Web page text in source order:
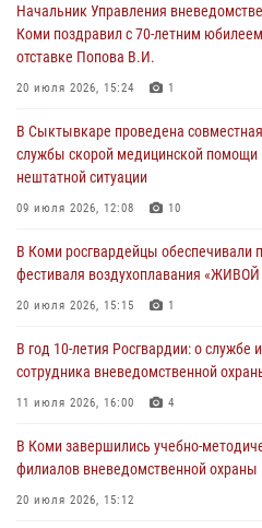
В Коми росгвардейцы обеспечивали
фестиваля воздухоплавания
филиалов вневедомственной охраны
20 июля 2026, 15:12
В Коми сотрудники
20 июля 2026, 15:08
В Усть-Вымском районе сотрудники
20 июля 2026, 15:03
Начальник Управления
Коми поздравил с 70-летним
отставке Попова В.И.
20 июля 2026, 15:24 1
В Сыктывкаре проведена
службы скорой медицинской помощи
нештатной ситуации
09 июля 2026, 12:08 10
В Коми росгвардейцы обеспечивали
фестиваля воздухоплавания
20 июля 2026, 15:15 1
В год 10-летия Росгвардии: о службе
сотрудника вневедомственной
11 июля 2026, 16:00 4
В Коми завершились учебно-
филиалов вневедомственной охраны
20 июля 2026, 15:12